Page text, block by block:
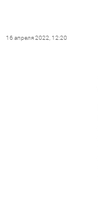
16 апреля 2022, 12:20